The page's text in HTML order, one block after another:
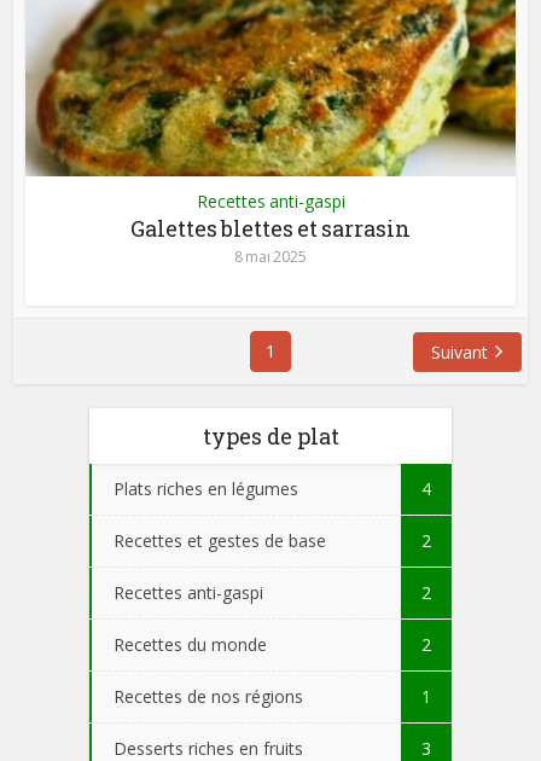
Recettes anti-gaspi
Galettes blettes et sarrasin
8 mai 2025
1 Suivant
types de plat
Plats riches en légumes 4
Recettes et gestes de base 2
Recettes anti-gaspi 2
Recettes du monde 2
Recettes de nos régions 1
Desserts riches en fruits 3